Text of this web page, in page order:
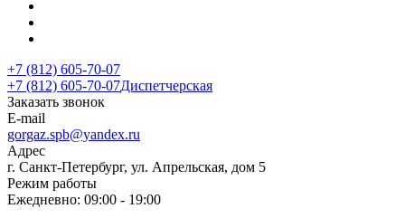
+7 (812) 605-70-07
+7 (812) 605-70-07Диспетчерская
Заказать звонок
E-mail
gorgaz.spb@yandex.ru
Адрес
г. Санкт-Петербург, ул. Апрельская, дом 5
Режим работы
Ежедневно: 09:00 - 19:00